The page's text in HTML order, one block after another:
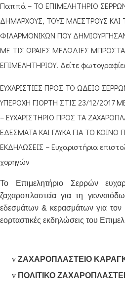
Παππά – ΤΟ ΕΠΙΜΕΛΗΤΗΡΙΟ
ΔΗΜΑΡΧΟΥΣ, ΤΟΥΣ ΜΑΕΣΤΡΟΥΣ ΚΑΙ
ΦΙΛΑΡΜΟΝΙΚΩΝ ΠΟΥ
ΜΕ ΤΙΣ ΩΡΑΙΕΣ ΜΕΛΩΔΙΕΣ
ΕΠΙΜΕΛΗΤΗΡΙΟΥ. Δείτε
ΕΥΧΑΡΙΣΤΙΕΣ ΠΡΟΣ ΤΟ ΩΔΕΙΟ
ΥΠΕΡΟΧΗ ΓΙΟΡΤΗ ΣΤΙΣ 23/12/2017
– ΕΥΧΑΡΙΣΤΗΡΙΟ ΠΡΟΣ ΤΑ
ΕΔΕΣΜΑΤΑ ΚΑΙ ΓΛΥΚΑ ΓΙΑ ΤΟ ΚΟΙΝΟ
ΕΚΔΗΛΩΣΕΙΣ – Ευχαριστήρια
χορηγών
Το Επιμελητήριο Σερρών
ζαχαροπλαστεία για τη
εδεσμάτων & κερασμάτων για
εορταστικές εκδηλώσεις του
v ΖΑΧΑΡΟΠΛΑΣΤΕΙΟ
v ΠΟΛΙΤΙΚΟ